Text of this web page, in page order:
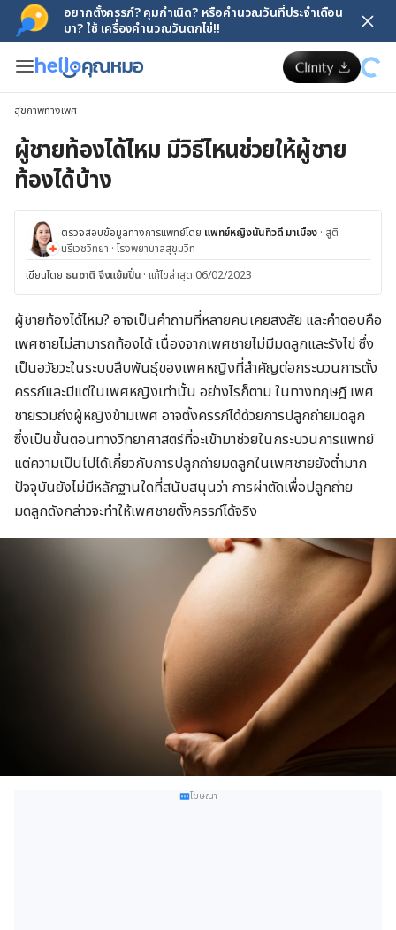
อยากตั้งครรภ์? คุมกำเนิด? หรือคำนวณวันที่ประจำเดือน
มา? ใช้ เครื่องคำนวณวันตกไข่!!
สุขภาพทางเพศ
ผู้ชายท้องได้ไหม มีวิธีไหนช่วยให้ผู้ชาย
ท้องได้บ้าง
ตรวจสอบข้อมูลทางการแพทย์โดย แพทย์หญิงนันทิวดี มาเมือง · สูติ
นรีเวชวิทยา ·โรงพยาบาลสุขุมวิท
เขียนโดย ธนชาติ จึงแย้มปิ่น · แก้ไขล่าสุด 06/02/2023
ผู้ชายท้องได้ไหม? อาจเป็นคำถามที่หลายคนเคยสงสัย และคำตอบคือ
เพศชายไม่สามารถท้องได้ เนื่องจากเพศชายไม่มีมดลูกและรังไข่ ซึ่ง
เป็นอวัยวะในระบบสืบพันธุ์ของเพศหญิงที่สำคัญต่อกระบวนการตั้ง
ครรภ์และมีแต่ในเพศหญิงเท่านั้น อย่างไรก็ตาม ในทางทฤษฎี เพศ
ชายรวมถึงผู้หญิงข้ามเพศ อาจตั้งครรภ์ได้ด้วยการปลูกถ่ายมดลูก
ซึ่งเป็นขั้นตอนทางวิทยาศาสตร์ที่จะเข้ามาช่วยในกระบวนการแพทย์
แต่ความเป็นไปได้เกี่ยวกับการปลูกถ่ายมดลูกในเพศชายยังต่ำมาก
ปัจจุบันยังไม่มีหลักฐานใดที่สนับสนุนว่า การผ่าตัดเพื่อปลูกถ่าย
มดลูกดังกล่าวจะทำให้เพศชายตั้งครรภ์ได้จริง
โฆษณา